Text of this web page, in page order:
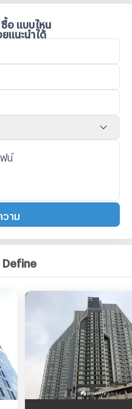
อ แบบไหน
แนะนำได้
วาม
Define